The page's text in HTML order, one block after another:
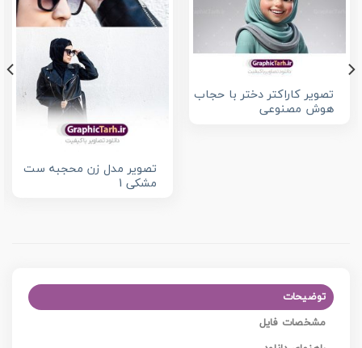
تصویر کاراکتر دختر با حجاب
هوش مصنوعی
تصویر مدل زن محجبه ست
مشکی 1
توضیحات
مشخصات فایل